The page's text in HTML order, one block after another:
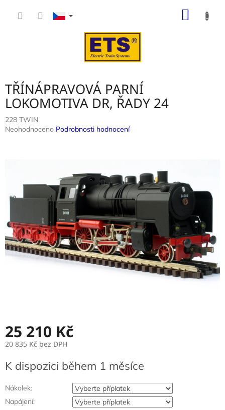
TŘÍNÁPRAVOVÁ PARNÍ
LOKOMOTIVA DR, ŘADY 24
228 TWIN
Průměrné
hvězdiček.
Neohodnoceno Podrobnosti hodnocení
25 210 Kč
20 835 Kč bez DPH
cena:
K dispozici během 1 měsíce
Nákolek:
Napájení: